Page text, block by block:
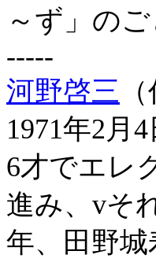
～ず」のご
-----
河野啓三
1971年2月
6才でエレ
進み、vそ
年、田野